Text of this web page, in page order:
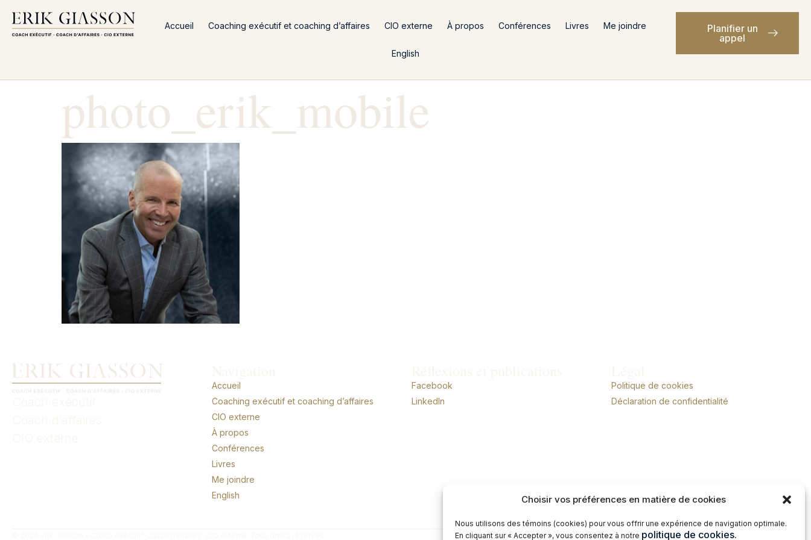
Choisir vos préférences en matière de cookies
Nous utilisons des témoins (cookies) pour vous offrir une expérience de navigation optimale.
En cliquant sur « Accepter », vous consentez à notre politique de cookies.
Accueil Coaching exécutif et coaching d’affaires CIO externe À propos Conférences Livres Me joindre
English
Planifier un
appel
photo_erik_mobile
Accueil
Coaching exécutif et coaching d’affaires
CIO externe
À propos
Conférences
Livres
Me joindre
English
Facebook
LinkedIn
Politique de cookies
Déclaration de confidentialité